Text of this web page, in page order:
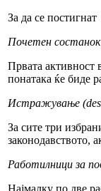
За да се
Почетен
Првата активност
понатака ќе биде
Истражување
За сите три
законодавството,
Работилници за
Најмалку по две